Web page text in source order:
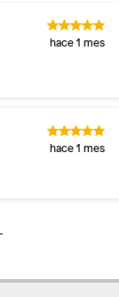
hace 1 mes
hace 1 mes